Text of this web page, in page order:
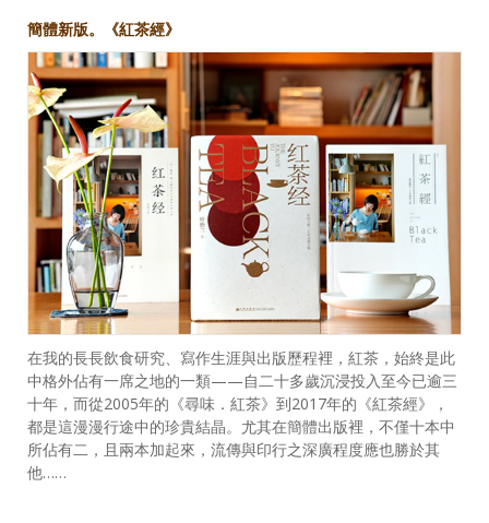
簡體新版。《紅茶經》
在我的長長飲食研究、寫作生涯與出版歷程裡，紅茶，始終是此
中格外佔有一席之地的一類——自二十多歲沉浸投入至今已逾三
十年，而從2005年的《尋味．紅茶》到2017年的《紅茶經》，
都是這漫漫行途中的珍貴結晶。尤其在簡體出版裡，不僅十本中
所佔有二，且兩本加起來，流傳與印行之深廣程度應也勝於其
他……